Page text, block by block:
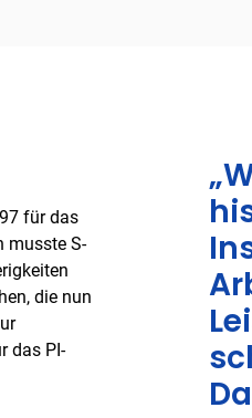
für das
musste S-
die nun
das PI-